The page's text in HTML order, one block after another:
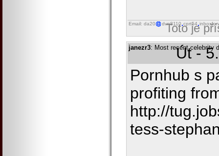
Email: da20 dvn8110 cprt54
Toto je
janezr3: Most recent celebrity
Út -
Pornhub s
profiting
http://
tess-